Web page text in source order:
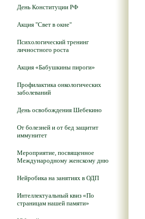
День Конституции РФ
Акция "Свет в окне"
Психологический тренинг
личностного роста
Акция «Бабушкины пироги»
Профилактика онкологических
заболеваний
День освобождения Шебекино
От болезней и от бед защитит
иммунитет
Мероприятие, посвященное
Международному женскому дню
Нейробика на занятиях в ОДП
Интеллектуальный квиз «По
страницам нашей памяти»